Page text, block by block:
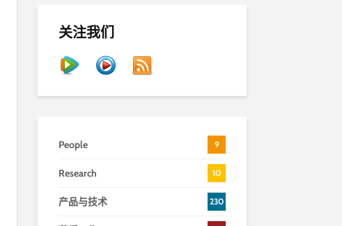
关注我们
People 9
Research 10
产品与技术 230